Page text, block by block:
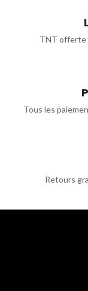
TNT offerte
Tous les
Retours